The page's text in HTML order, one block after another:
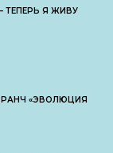
ТЕПЕРЬ Я ЖИВУ
«ЭВОЛЮЦИЯ